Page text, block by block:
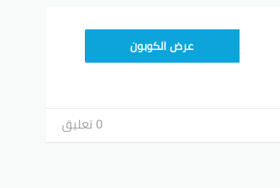
TEM34عرض الكوبون
0 تعليق